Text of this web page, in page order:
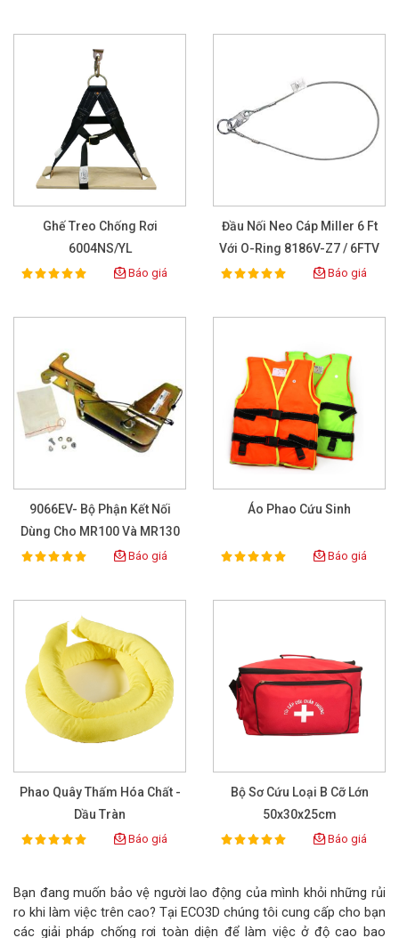
Ghế Treo Chống Rơi
6004NS/YL
Rating:
100% Báo giá
Đầu Nối Neo Cáp Miller 6 Ft
Với O-Ring 8186V-Z7 / 6FTV
Rating:
100% Báo giá
9066EV- Bộ Phận Kết Nối
Dùng Cho MR100 Và MR130
Rating:
100% Báo giá
Áo Phao Cứu Sinh
Rating:
100% Báo giá
Phao Quây Thấm Hóa Chất -
Dầu Tràn
Rating:
100% Báo giá
Bộ Sơ Cứu Loại B Cỡ Lớn
50x30x25cm
Rating:
100% Báo giá
Bạn đang muốn bảo vệ người lao động của mình khỏi những rủi
ro khi làm việc trên cao? Tại ECO3D chúng tôi cung cấp cho bạn
các giải pháp chống rơi toàn diện để làm việc ở độ cao bao